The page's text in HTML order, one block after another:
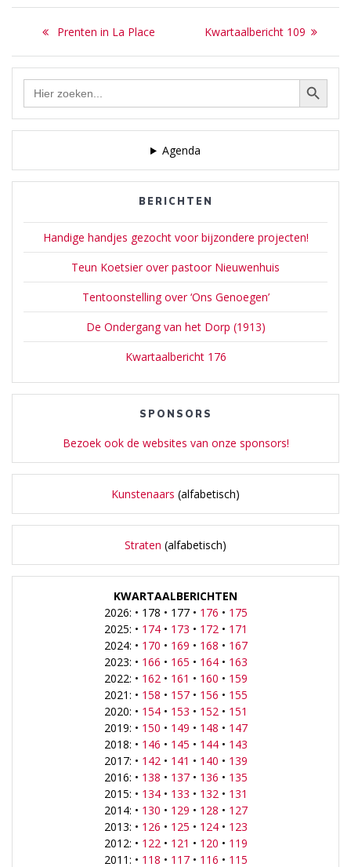
Bericht
navigatie
Previous
Prenten in La Place
Next
Kwartaalbericht 109
Zoek Zoekknop
Agenda
BERICHTEN
Handige handjes gezocht voor bijzondere projecten!
Teun Koetsier over pastoor Nieuwenhuis
Tentoonstelling over ‘Ons Genoegen’
De Ondergang van het Dorp (1913)
Kwartaalbericht 176
SPONSORS
Bezoek ook de websites van onze sponsors!
Kunstenaars (alfabetisch)
Straten (alfabetisch)
KWARTAALBERICHTEN
2026: • 178 • 177 • 176 • 175
2025: • 174• 173 • 172• 171
2024: • 170 • 169 • 168 • 167
2023: • 166 • 165 • 164• 163
2022: • 162• 161 • 160 • 159
2021: • 158 • 157• 156 • 155
2020: • 154• 153 • 152• 151
2019: • 150 • 149 • 148 • 147
2018: • 146 • 145 • 144• 143
2017: • 142• 141 • 140 • 139
2016: • 138 • 137• 136 • 135
2015: • 134• 133 • 132• 131
2014: • 130 • 129 • 128 • 127
2013: • 126 • 125 • 124• 123
2012: • 122• 121 • 120 • 119
2011: • 118 • 117• 116 • 115